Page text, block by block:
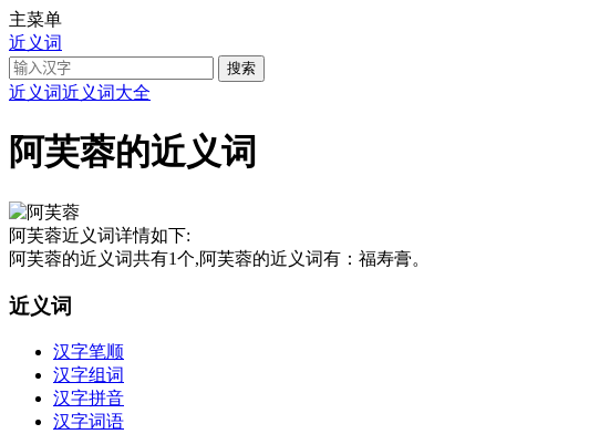
主菜单
近义词
近义词近义词大全
阿芙蓉的近义词
阿芙蓉近义词详情如下:
阿芙蓉的近义词共有1个,阿芙蓉的近义词有：福寿膏。
近义词
汉字笔顺
汉字组词
汉字拼音
汉字词语